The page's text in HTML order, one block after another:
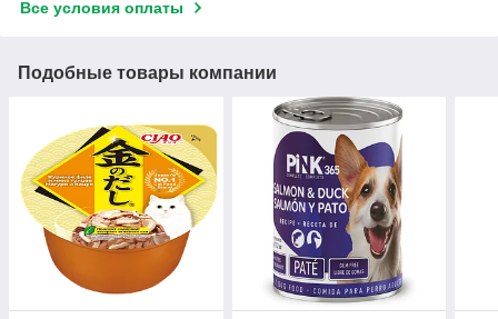
Все условия оплаты
Подобные товары компании